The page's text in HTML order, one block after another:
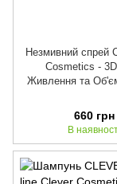
Незмивний спрей
Cosmetics -
Живлення та
660 грн
В